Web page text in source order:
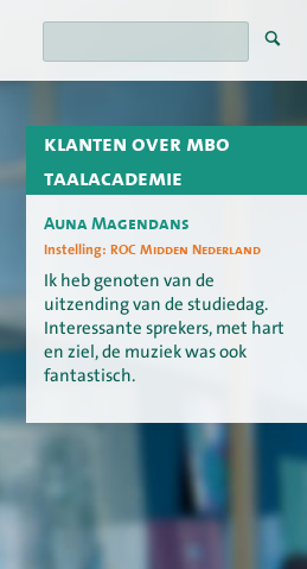
klanten over mbo
taalacademie
Auna Magendans
Instelling: ROC Midden Nederland
Ik heb genoten van de
uitzending van de studiedag.
Interessante sprekers, met hart
en ziel, de muziek was ook
fantastisch.